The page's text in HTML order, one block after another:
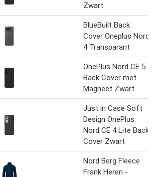
Zwart
BlueBuilt Back
Cover Oneplus Nord
4 Transparant
OnePlus Nord CE 5
Back Cover met
Magneet Zwart
Just in Case Soft
Design OnePlus
Nord CE 4 Lite Back
Cover Zwart
Nord Berg Fleece
Frank Heren -